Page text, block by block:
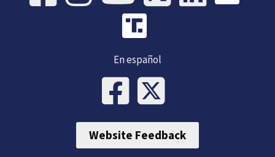
En español
Website Feedback